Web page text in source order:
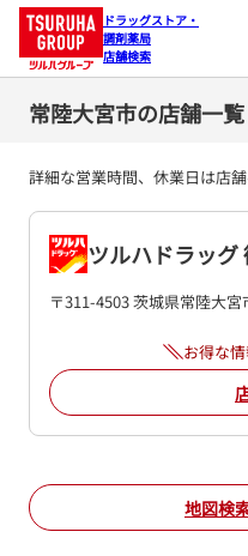
ドラッグストア・
調剤薬局
店舗検索
常陸大宮市の店舗一覧
詳細な営業時間、休業日は店
ツルハドラッグ
〒311-4503 茨城県常陸大
お得な情
地図検